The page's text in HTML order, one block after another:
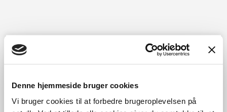
Denne hjemmeside bruger cookies
Vi bruger cookies til at forbedre brugeroplevelsen på
Om Arbejdsmiljøklagenævnet
Nævnets medlemmer